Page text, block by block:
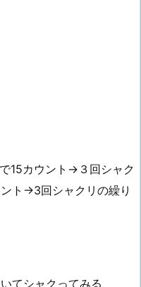
15カウント→３回シャク
ト→3回シャクリの繰り
てシャクってみる